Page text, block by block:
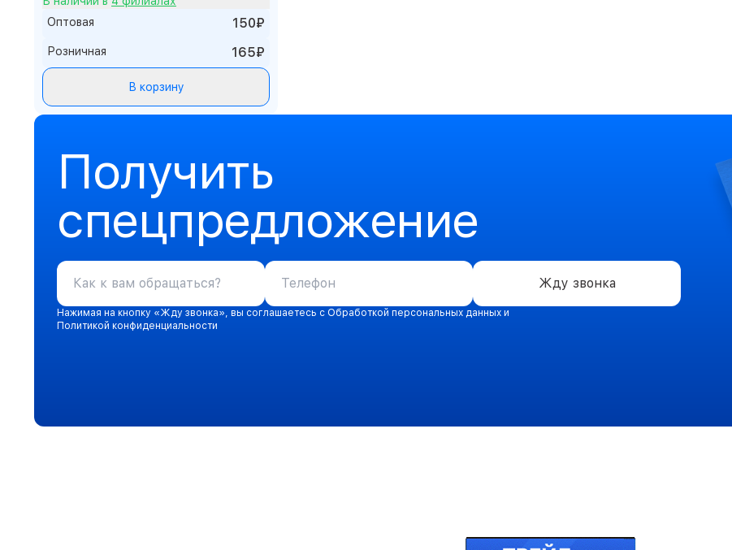
Оптовая
150₽
Розничная 165₽
В корзину
Получить
спецпредложение
Жду звонка
Нажимая на кнопку «Жду звонка», вы соглашаетесь с Обработкой персональных данных и
Политикой конфиденциальности